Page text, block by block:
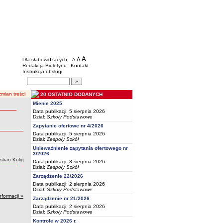
BIP - Oświata Częstochowa
Menu dodatkowe
Dla słabowidzących A pomniejsz czcionkę
A standardowy rozmiar czcionki
A
Redakcja Biuletynu
Kontakt
Instrukcja obsługi
Wyszukiwarka artykułów
treści
Kulig
»
20 OSTATNIO DODANYCH
Mienie 2025
Data publikacji: 5 sierpnia 2026
Dział: Szkoły Podstawowe
Zapytanie ofertowe nr 4/2026
Data publikacji: 5 sierpnia 2026
Dział: Zespoły Szkół
Unieważnienie zapytania ofertowego nr
3/2026
Data publikacji: 3 sierpnia 2026
Dział: Zespoły Szkół
Zarządzenie 22/2026
Data publikacji: 2 sierpnia 2026
Dział: Szkoły Podstawowe
Zarządzenie nr 21/2026
Data publikacji: 2 sierpnia 2026
Dział: Szkoły Podstawowe
Kontrole w 2026 r.